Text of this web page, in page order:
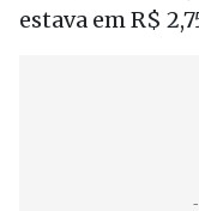
estava em R$